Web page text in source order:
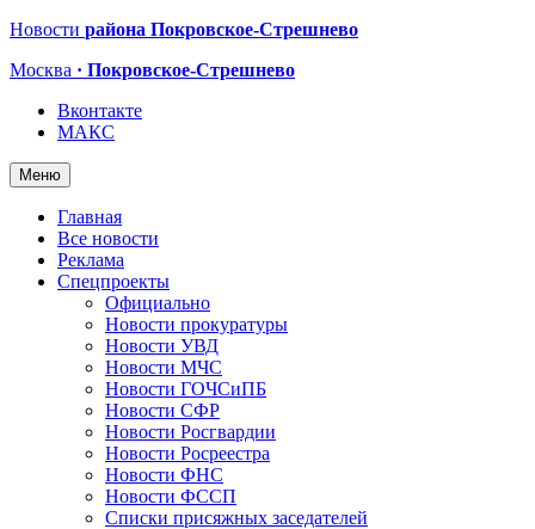
Новости района Покровское-Стрешнево
Москва · Покровское-Стрешнево
Вконтакте
МАКС
Меню
Главная
Все новости
Реклама
Спецпроекты
Официально
Новости прокуратуры
Новости УВД
Новости МЧС
Новости ГОЧСиПБ
Новости СФР
Новости Росгвардии
Новости Росреестра
Новости ФНС
Новости ФССП
Списки присяжных заседателей